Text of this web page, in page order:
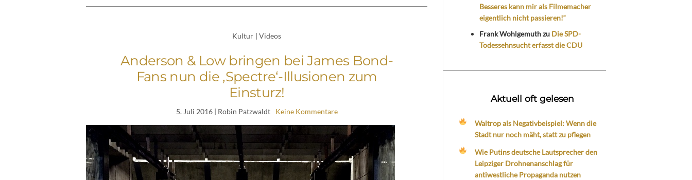
Kultur | Videos
Anderson & Low bringen bei James Bond-
Fans nun die ‚Spectre‘-Illusionen zum
Einsturz!
5. Juli 2016| Robin Patzwaldt Keine Kommentare
Besseres kann mir als Filmemacher
eigentlich nicht passieren!“
Frank Wohlgemuthzu Die SPD-
Todessehnsucht erfasst die CDU
Aktuell oft gelesen
Waltrop als Negativbeispiel: Wenn die
Stadt nur noch mäht, statt zu pflegen
Wie Putins deutsche Lautsprecher den
Leipziger Drohnenanschlag für
antiwestliche Propaganda nutzen